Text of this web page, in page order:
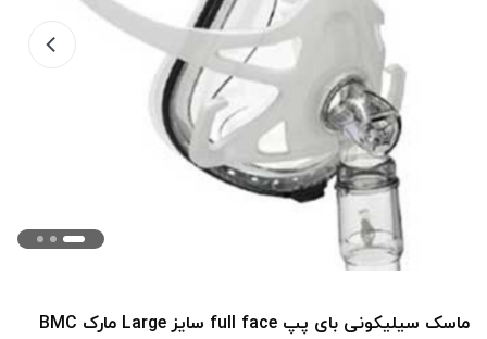
ماسک سیلیکونی بای پپ full face سایز Large مارک BMC